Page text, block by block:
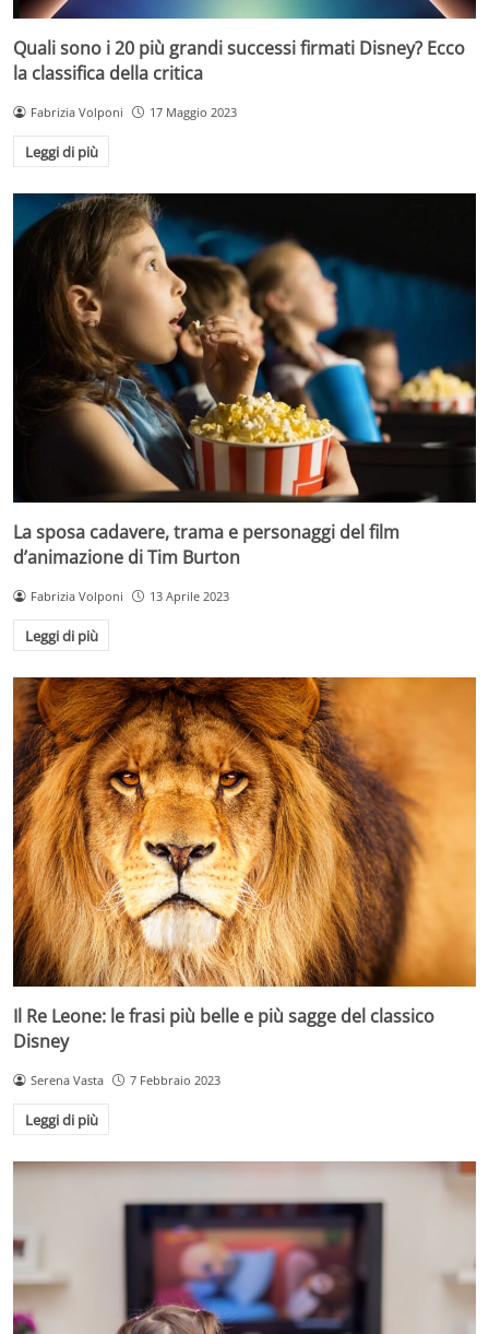
Quali sono i 20 più grandi successi firmati Disney? Ecco
la classifica della critica
Fabrizia Volponi 17 Maggio 2023
Leggi di più
La sposa cadavere, trama e personaggi del film
d’animazione di Tim Burton
Fabrizia Volponi 13 Aprile 2023
Leggi di più
Il Re Leone: le frasi più belle e più sagge del classico
Disney
Serena Vasta 7 Febbraio 2023
Leggi di più